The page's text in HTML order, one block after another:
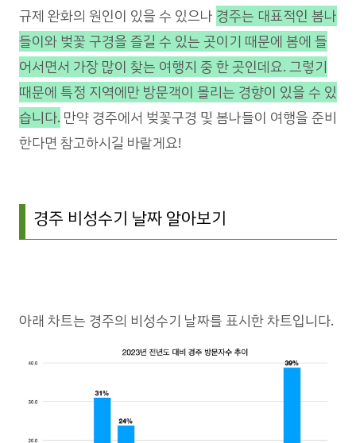
규제 완화의 원인이 있을 수 있으나 경주는 대표적인 봄나
들이와 벚꽃 구경을 즐길 수 있는 곳이기 때문에 봄에 들
어서면서 가장 많이 찾는 여행지 중 한 곳인데요. 그렇기
때문에 특정 지역에만 방문객이 몰리는 경향이 있을 수 있
습니다. 만약 경주에서 벚꽃구경 및 봄나들이 여행을 준비
한다면 참고하시길 바랄게요!
경주 비성수기 날짜 알아보기
아래 차트는 경주의 비성수기 날짜를 표시한 차트입니다.